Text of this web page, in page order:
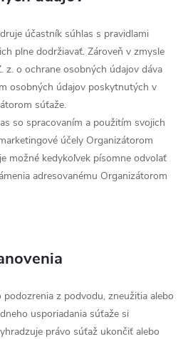
účastník súhlas s pravidlami
plne dodržiavať. Zároveň v zmysle
z. o ochrane osobných údajov dáva
osobných údajov poskytnutých v
súťaže.
so spracovaním a použitím svojich
účely Organizátorom
možné kedykoľvek písomne odvolať
adresovanému Organizátorom
z podvodu, zneužitia alebo
usporiadania súťaže si
právo súťaž ukončiť alebo